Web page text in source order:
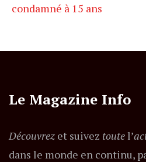
condamné à 15 ans
Le Magazine Info
Découvrez et suivez toutel’
dans le monde en continu,